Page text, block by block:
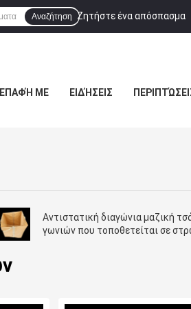
Ζητήστε ένα απόσπασμα
Αναζήτηση
ΕΠΑΦΉ ΜΕ ΕΙΔΉΣΕΙΣ
Αντιστατική διαγώνια μαζική
γωνιών που τοποθετείται σε